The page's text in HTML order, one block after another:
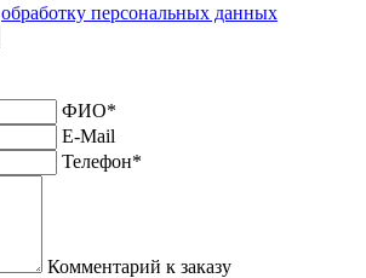
обработку персональных данных
ФИО*
E-Mail
Телефон*
Комментарий к заказу